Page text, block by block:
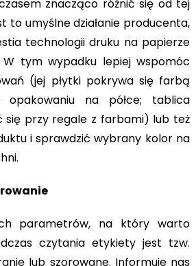
znacząco różnić się od tej
to umyślne działanie producenta,
technologii druku na papierze
tym wypadku lepiej wspomóc
(jej płytki pokrywa się farbą
na półce; tablica
się przy regale z farbami) lub też
i sprawdzić wybrany kolor na
parametrów, na który warto
czytania etykiety jest tzw.
lub szorowane. Informuje nas